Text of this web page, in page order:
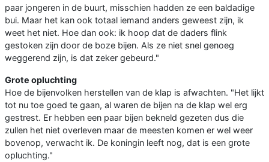
paar jongeren in de buurt, misschien hadden ze een baldadige
bui. Maar het kan ook totaal iemand anders geweest zijn, ik
weet het niet. Hoe dan ook: ik hoop dat de daders flink
gestoken zijn door de boze bijen. Als ze niet snel genoeg
weggerend zijn, is dat zeker gebeurd."
Grote opluchting
Hoe de bijenvolken herstellen van de klap is afwachten. "Het lijkt
tot nu toe goed te gaan, al waren de bijen na de klap wel erg
gestrest. Er hebben een paar bijen bekneld gezeten dus die
zullen het niet overleven maar de meesten komen er wel weer
bovenop, verwacht ik. De koningin leeft nog, dat is een grote
opluchting."